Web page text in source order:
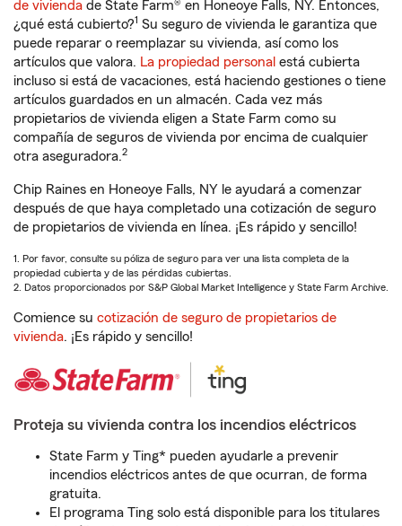
de vivienda de State Farm® en Honeoye Falls, NY. Entonces,
¿qué está cubierto?1 Su seguro de vivienda le garantiza que
puede reparar o reemplazar su vivienda, así como los
artículos que valora. La propiedad personal está cubierta
incluso si está de vacaciones, está haciendo gestiones o tiene
artículos guardados en un almacén. Cada vez más
propietarios de vivienda eligen a State Farm como su
compañía de seguros de vivienda por encima de cualquier
otra aseguradora.2
Chip Raines en Honeoye Falls, NY le ayudará a comenzar
después de que haya completado una cotización de seguro
de propietarios de vivienda en línea. ¡Es rápido y sencillo!
1. Por favor, consulte su póliza de seguro para ver una lista completa de la
propiedad cubierta y de las pérdidas cubiertas.
2. Datos proporcionados por S&P Global Market Intelligence y State Farm Archive.
Comience su cotización de seguro de propietarios de
vivienda. ¡Es rápido y sencillo!
Proteja su vivienda contra los incendios eléctricos
State Farm y Ting* pueden ayudarle a prevenir
incendios eléctricos antes de que ocurran, de forma
gratuita.
El programa Ting solo está disponible para los titulares